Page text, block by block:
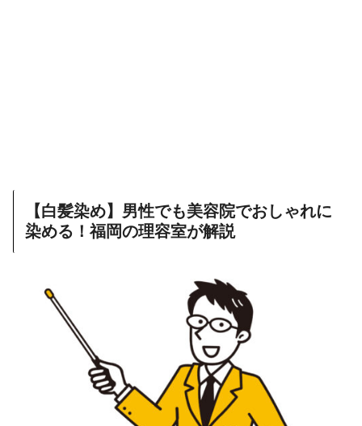
【白髪染め】男性でも美容院でおしゃれに
染める！福岡の理容室が解説